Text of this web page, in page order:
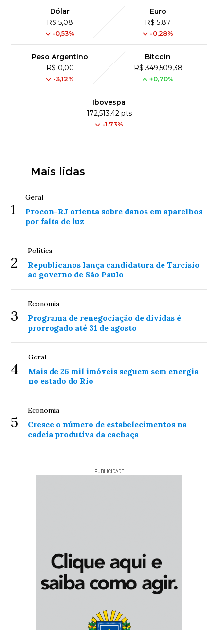
Dólar
R$ 5,08
-0,53%
Euro
R$ 5,87
-0,28%
Peso Argentino
R$ 0,00
-3,12%
Bitcoin
R$ 349,509,38
+0,70%
Ibovespa
172,513,42 pts
-1.73%
Mais lidas
1
Geral
Procon-RJ orienta sobre danos em aparelhos
por falta de luz
2
Política
Republicanos lança candidatura de Tarcísio
ao governo de São Paulo
3
Economia
Programa de renegociação de dívidas é
prorrogado até 31 de agosto
4
Geral
Mais de 26 mil imóveis seguem sem energia
no estado do Rio
5
Economia
Cresce o número de estabelecimentos na
cadeia produtiva da cachaça
PUBLICIDADE